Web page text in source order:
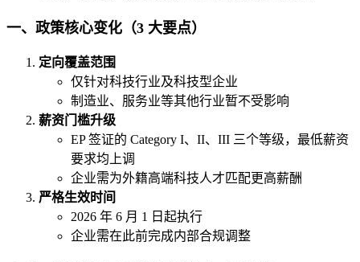
一、政策核心变化（3 大要点）
定向覆盖范围
仅针对科技行业及科技型企业
制造业、服务业等其他行业暂不受影响
薪资门槛升级
EP 签证的 Category I、II、III 三个等级，最低薪资
要求均上调
企业需为外籍高端科技人才匹配更高薪酬
严格生效时间
2026 年 6 月 1 日起执行
企业需在此前完成内部合规调整